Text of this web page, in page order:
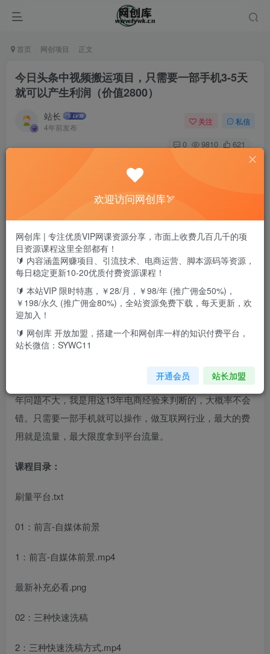
首页 网创项目 正文
今日头条中视频搬运项目，只需要一部手机3-5天
就可以产生利润（价值2800）
站长
4年前发布
关注 私信
0 9810 621
课程介绍：
课程来自小铁说电商的今日头条中视频搬运项目，价值2800
是这个范围，也有很多一天就开始出货的。这个行业，做3-5
年问题不大，我是用这13年电商经验来判断的，大概率不会
错。只需要一部手机就可以操作，做互联网行业，最大的费
用就是流量，最大限度拿到平台流量。
课程目录：
刷量平台.txt
01：前言-自媒体前景
1：前言-自媒体前景.mp4
最新补充必看.png
02：三种快速洗稿
2：三种快速洗稿方式.mp4
欢迎访问网创库🏹
网创库 | 专注优质VIP网课资源分享，市面上收费几百几千的项
目资源课程这里全部都有！
🔰 内容涵盖网赚项目、引流技术、电商运营、脚本源码等资源，
每日稳定更新10-20优质付费资源课程！
🔰 本站VIP 限时特惠，￥28/月，￥98/年 (推广佣金50%)，
￥198/永久 (推广佣金80%)，全站资源免费下载，每天更新，欢
迎加入！
🔰 网创库 开放加盟，搭建一个和网创库一样的知识付费平台，
站长微信：SYWC11
开通会员 站长加盟